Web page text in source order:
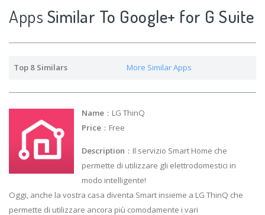
Apps Similar To Google+ for G Suite
Top 8 Similars More Similar Apps
Name ：LG ThinQ
Price ：Free
Description ：Il servizio Smart Home che
permette di utilizzare gli elettrodomestici in
modo intelligente!
Oggi, anche la vostra casa diventa Smart insieme a LG ThinQ che
permette di utilizzare ancora più comodamente i vari